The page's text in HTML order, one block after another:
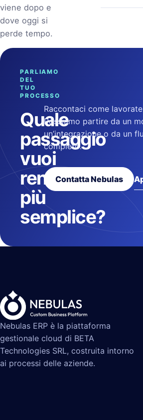
viene dopo e
dove oggi si
perde tempo.
PARLIAMO
DEL
TUO
PROCESSO
Quale
passaggio
vuoi
rendere
più
semplice?
Raccontaci come
Possiamo partire da un
un’integrazione o da un
completo.
Contatta Nebulas
Nebulas ERP è la piattaforma
gestionale cloud di BETA
Technologies SRL, costruita intorno
ai processi delle aziende.